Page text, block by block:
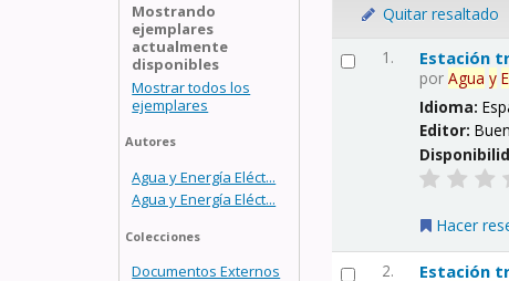
Mostrando
ejemplares
actualmente
disponibles
Mostrar todos los
ejemplares
Autores
Agua y Energía Eléct...
Agua y Energía Eléct...
Colecciones
Documentos Externos
Quitar resaltado
1. Estación
porAgua y
Idioma:
Editor:
Hacer
2. Estación